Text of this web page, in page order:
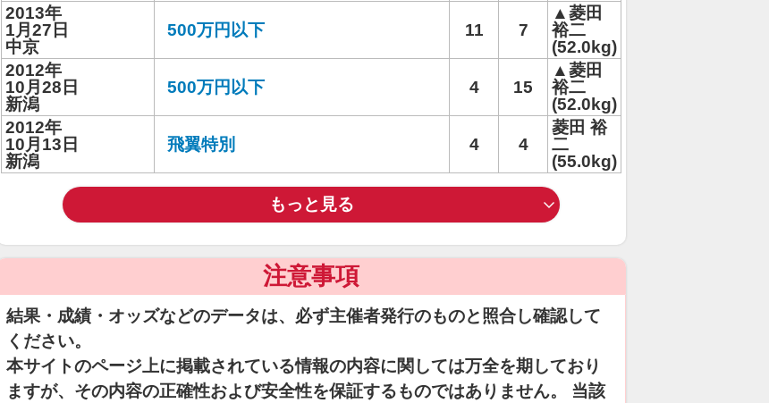
2013年
1月27日
中京
500万円以下 11 7
▲菱田
裕二
(52.0kg)
2012年
10月28日
新潟
500万円以下 4 15
▲菱田
裕二
(52.0kg)
2012年
10月13日
新潟
飛翼特別 4 4
菱田 裕
二
(55.0kg)
もっと見る
注意事項
結果・成績・オッズなどのデータは、必ず主催者発行のものと照合し確認して
ください。
本サイトのページ上に掲載されている情報の内容に関しては万全を期しており
ますが、その内容の正確性および安全性を保証するものではありません。 当該